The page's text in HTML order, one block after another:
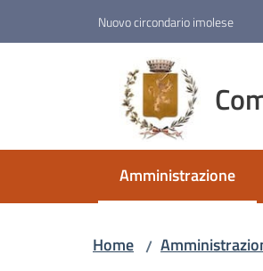
Nuovo circondario imolese
Amministrazione
Menu selezionato
Home /